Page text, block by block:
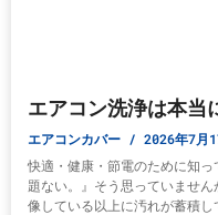
エアコン洗浄は本当
エアコンカバー 2026年7月
快適・健康・節電のために知
題ない。』そう思っていませ
像している以上に汚れが蓄積し